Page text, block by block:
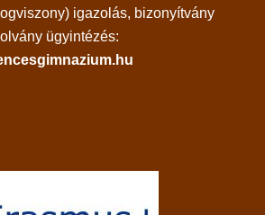
igazolás, bizonyítvány
ügyintézés: